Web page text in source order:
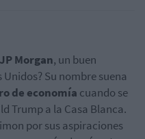
JP Morgan, un buen
Su nombre suena
de economía cuando se
Trump a la Casa Blanca.
por sus aspiraciones